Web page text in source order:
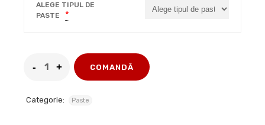
ALEGE TIPUL DE
PASTE
*
COMANDĂ
Categorie: Paste